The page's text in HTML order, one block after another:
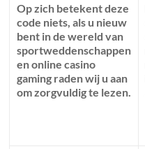
Op zich betekent deze
code niets, als u nieuw
bent in de wereld van
sportweddenschappen
en online casino
gaming raden wij u aan
om zorgvuldig te lezen.